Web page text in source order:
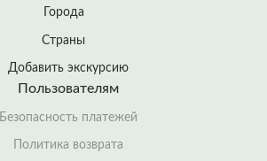
Города
Страны
Добавить экскурсию
Пользователям
Безопасность платежей
Политика возврата